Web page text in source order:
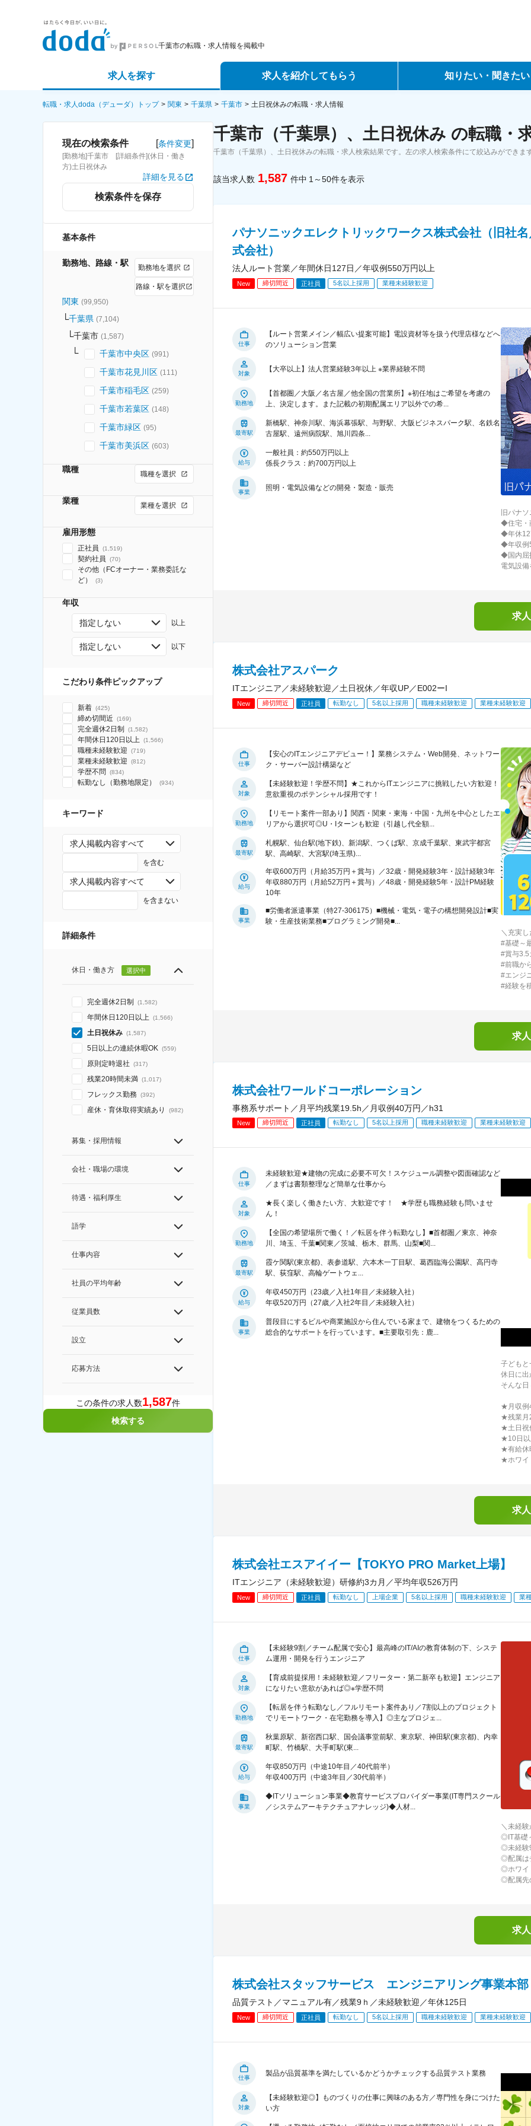
千葉市の転職・求人情報を掲載中
求人を探す
詳細条件から探す
求人特集から探す
求人を紹介してもらう
エージェントサービス
スカウトサービス
知りたい・聞きたい
データで見る転職
転職・求人doda（デューダ）トップ 関東 千葉県 千葉市 土日祝休みの転職・求人情報
現在の検索条件 [条件変更]
[勤務地]千葉市 [詳細条件](休日・働き
方)土日祝休み
詳細を見る
検索条件を保存
基本条件
勤務地、路線・駅 勤務地を選択
路線・駅を選択
関東 (99,950)
千葉県 (7,104)
千葉市 (1,587)
千葉市中央区 (991 )
千葉市花見川区 (111 )
千葉市稲毛区 (259)
千葉市若葉区 (148)
千葉市緑区 (95)
千葉市美浜区 (603)
職種 職種を選択
業種 業種を選択
雇用形態
正社員 (1,519)
契約社員 (70)
その他（FCオーナー・業務委託な
ど）
(3)
年収
指定しない 以上
指定しない 以下
こだわり条件ピックアップ
新着 (425)
締め切間近 (169)
完全週休2日制 (1,582)
年間休日120日以上 (1,566)
職種未経験歓迎 (719)
業種未経験歓迎 (812)
学歴不問 (834)
転勤なし（勤務地限定） (934)
キーワード
求人掲載内容すべて
を含む
求人掲載内容すべて
を含まない
詳細条件
休日・働き方 選択中
完全週休2日制 (1,582)
年間休日120日以上 (1,566)
土日祝休み (1,587)
5日以上の連続休暇OK (559)
原則定時退社 (317)
残業20時間未満 (1,017)
フレックス勤務 (392)
産休・育休取得実績あり (982)
募集・採用情報
会社・職場の環境
待遇・福利厚生
語学
仕事内容
社員の平均年齢
従業員数
設立
応募方法
この条件の求人数1,587件
検索する
千葉市（千葉県）、土日祝休み の転職・
千葉市（千葉県）、土日祝休みの転職・求人検索結果です。左の求人検索条件にて絞込みができま
該当求人数 1,587 件中 1～50件を表示
パナソニックエレクトリックワークス株式会社（旧社
式会社）
法人ルート営業／年間休日127日／年収例550万円以上
New 締切間近 正社員 5名以上採用 業種未経験歓迎
仕事
【ルート営業メイン／幅広い提案可能】電設資材等を扱う代理店様などへ
のソリューション営業
対象
【大卒以上】法人営業経験3年以上 ※業界経験不問
勤務地
【首都圏／大阪／名古屋／他全国の営業所】※初任地はご希望を考慮の
上、決定します。また記載の初期配属エリア以外での希...
最寄駅
新橋駅、神奈川駅、海浜幕張駅、与野駅、大阪ビジネスパーク駅、名鉄名
古屋駅、遠州病院駅、旭川四条...
給与
一般社員：約550万円以上
係長クラス：約700万円以上
事業
照明・電気設備などの開発・製造・販売
旧パナ
◆住宅・
◆年休
◆年収例
◆国内屈
電気設
求
株式会社アスパーク
ITエンジニア／未経験歓迎／土日祝休／年収UP／E002ーI
New 締切間近 正社員 転勤なし 5名以上採用 職種未経験歓迎 業種未経験歓迎
仕事
【安心のITエンジニアデビュー！】業務システム・Web開発、ネットワー
ク・サーバー設計構築など
対象
【未経験歓迎！学歴不問】★これからITエンジニアに挑戦したい方歓迎！
意欲重視のポテンシャル採用です！
勤務地
【リモート案件一部あり】関西・関東・東海・中国・九州を中心としたエ
リアから選択可◎U・Iターンも歓迎（引越し代全額...
最寄駅
札幌駅、仙台駅(地下鉄)、新潟駅、つくば駅、京成千葉駅、東武宇都宮
駅、高崎駅、大宮駅(埼玉県)...
給与
年収600万円（月給35万円＋賞与）／32歳・開発経験3年・設計経験3年
年収880万円（月給52万円＋賞与）／48歳・開発経験5年・設計PM経験
10年
事業
■労働者派遣事業（特27-306175）■機械・電気・電子の構想開発設計■実
験・生産技術業務■プログラミング開発■...
＼充実
#基礎～
#賞与3.5
#前職か
#エンジ
#経験を
求
株式会社ワールドコーポレーション
事務系サポート／月平均残業19.5h／月収例40万円／h31
New 締切間近 正社員 転勤なし 5名以上採用 職種未経験歓迎 業種未経験歓迎
仕事
未経験歓迎★建物の完成に必要不可欠！スケジュール調整や図面確認など
／まずは書類整理など簡単な仕事から
対象
★長く楽しく働きたい方、大歓迎です！ ★学歴も職務経験も問いませ
ん！
勤務地
【全国の希望場所で働く！／転居を伴う転勤なし】■首都圏／東京、神奈
川、埼玉、千葉■関東／茨城、栃木、群馬、山梨■関...
最寄駅
霞ケ関駅(東京都)、表参道駅、六本木一丁目駅、葛西臨海公園駅、高円寺
駅、荻窪駅、高輪ゲートウェ...
給与
年収450万円（23歳／入社1年目／未経験入社）
年収520万円（27歳／入社2年目／未経験入社）
事業
普段目にするビルや商業施設から住んでいる家まで、建物をつくるための
総合的なサポートを行っています。■主要取引先：鹿...
子どもと
休日に出
そんな
★月収例
★残業月
★土日祝
★10日以
★有給休
★ホワイ
求
株式会社エスアイイー【TOKYO PRO Market上場】
ITエンジニア（未経験歓迎）研修約3カ月／平均年収526万円
New 締切間近 正社員 転勤なし 上場企業 5名以上採用 職種未経験歓迎 業
仕事
【未経験9割／チーム配属で安心】最高峰のIT/AIの教育体制の下、システ
ム運用・開発を行うエンジニア
対象
【育成前提採用！未経験歓迎／フリーター・第二新卒も歓迎】エンジニア
になりたい意欲があれば◎※学歴不問
勤務地
【転居を伴う転勤なし／フルリモート案件あり／7割以上のプロジェクト
でリモートワーク・在宅勤務を導入】◎主なプロジェ...
最寄駅
秋葉原駅、新宿西口駅、国会議事堂前駅、東京駅、神田駅(東京都)、内幸
町駅、竹橋駅、大手町駅(東...
給与
年収850万円（中途10年目／40代前半）
年収400万円（中途3年目／30代前半）
事業
◆ITソリューション事業◆教育サービスプロバイダー事業(IT専門スクール
／システムアーキテクチュアナレッジ)◆人材...
＼未経
◎IT基礎
◎未経験
◎配属は
◎ホワイ
◎配属先
求
株式会社スタッフサービス エンジニアリング事業本部
品質テスト／マニュアル有／残業9ｈ／未経験歓迎／年休125日
New 締切間近 正社員 転勤なし 5名以上採用 職種未経験歓迎 業種未経験歓迎
仕事
製品が品質基準を満たしているかどうかチェックする品質テスト業務
対象
【未経験歓迎◎】ものづくりの仕事に興味のある方／専門性を身につけた
い方